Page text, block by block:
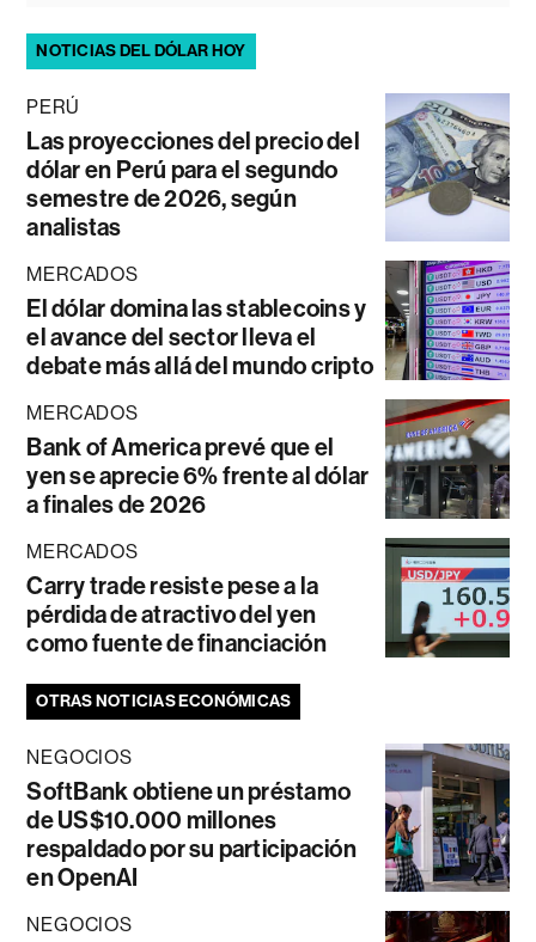
NOTICIAS DEL DÓLAR HOY
PERÚ
Las proyecciones del precio del
dólar en Perú para el segundo
semestre de 2026, según
analistas
MERCADOS
El dólar domina las stablecoins y
el avance del sector lleva el
debate más allá del mundo cripto
MERCADOS
Bank of America prevé que el
yen se aprecie 6% frente al dólar
a finales de 2026
MERCADOS
Carry trade resiste pese a la
pérdida de atractivo del yen
como fuente de financiación
OTRAS NOTICIAS ECONÓMICAS
NEGOCIOS
SoftBank obtiene un préstamo
de US$10.000 millones
respaldado por su participación
en OpenAI
NEGOCIOS